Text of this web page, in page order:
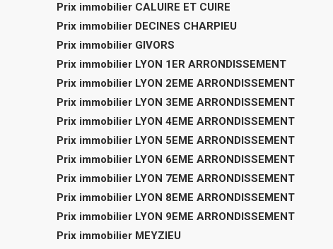
Prix immobilier CALUIRE ET CUIRE
Prix immobilier DECINES CHARPIEU
Prix immobilier GIVORS
Prix immobilier LYON 1ER ARRONDISSEMENT
Prix immobilier LYON 2EME ARRONDISSEMENT
Prix immobilier LYON 3EME ARRONDISSEMENT
Prix immobilier LYON 4EME ARRONDISSEMENT
Prix immobilier LYON 5EME ARRONDISSEMENT
Prix immobilier LYON 6EME ARRONDISSEMENT
Prix immobilier LYON 7EME ARRONDISSEMENT
Prix immobilier LYON 8EME ARRONDISSEMENT
Prix immobilier LYON 9EME ARRONDISSEMENT
Prix immobilier MEYZIEU